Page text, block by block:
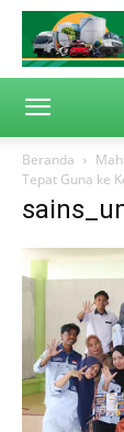
Beranda
Tepat Guna ke